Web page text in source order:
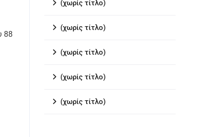
88
(χωρίς τίτλο)
(χωρίς τίτλο)
(χωρίς τίτλο)
(χωρίς τίτλο)
(χωρίς τίτλο)